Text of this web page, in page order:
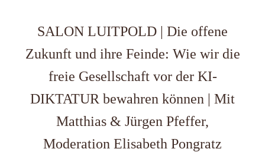
SALON LUITPOLD | Die offene
Zukunft und ihre Feinde: Wie wir die
freie Gesellschaft vor der KI-
DIKTATUR bewahren können | Mit
Matthias & Jürgen Pfeffer,
Moderation Elisabeth Pongratz